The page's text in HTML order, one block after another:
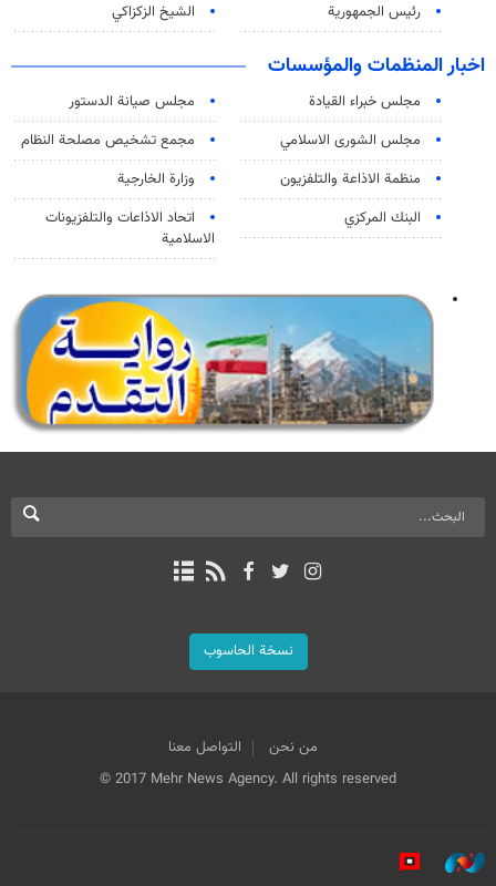
رئيس الجمهورية
الشيخ الزكزاكي
اخبار المنظمات والمؤسسات
مجلس خبراء القيادة
مجلس صيانة الدستور
مجلس الشورى الاسلامي
مجمع تشخيص مصلحة النظام
منظمة الاذاعة والتلفزیون
وزارة الخارجية
البنك المركزي
اتحاد الاذاعات والتلفزيونات
الاسلامية
نسخة الحاسوب
من نحن
التواصل معنا
© 2017 Mehr News Agency. All rights reserved